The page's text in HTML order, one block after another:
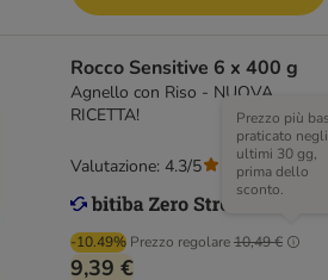
Rocco Sensitive 6 x 400 g
Agnello con Riso - NUOVA
RICETTA!
-10.49% Prezzo regolare10,49 €
Prezzo più
praticato negli
ultimi 30 gg,
prima dello
sconto.
9,39 €
Valutazione: 4.3/5 (56